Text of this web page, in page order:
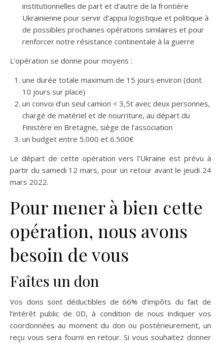
institutionnelles de part et d’autre de la frontière
Ukrainienne pour servir d’appui logistique et politique à
de possibles prochaines opérations similaires et pour
renforcer notre résistance continentale à la guerre
L’opération se donne pour moyens :
une durée totale maximum de 15 jours environ (dont
10 jours sur place)
un convoi d’un seul camion < 3,5t avec deux personnes,
chargé de matériel et de nourriture, au départ du
Finistère en Bretagne, siège de l’association
un budget entre 5.000 et 6.500€
Le départ de cette opération vers l’Ukraine est prévu à
partir du samedi 12 mars, pour un retour avant le jeudi 24
mars 2022.
Pour mener à bien cette
opération, nous avons
besoin de vous
Faîtes un don
Vos dons sont déductibles de 66% d’impôts du fait de
l’intérêt public de 0D, à condition de nous indiquer vos
coordonnées au moment du don ou postérieurement, un
reçu vous sera fourni en retour. Si vous souhaitez donner